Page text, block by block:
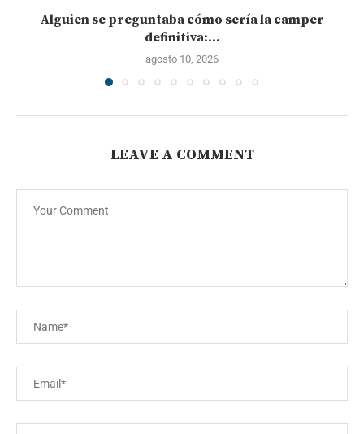
Alguien se preguntaba cómo sería la camper
definitiva:...
agosto 10, 2026
LEAVE A COMMENT